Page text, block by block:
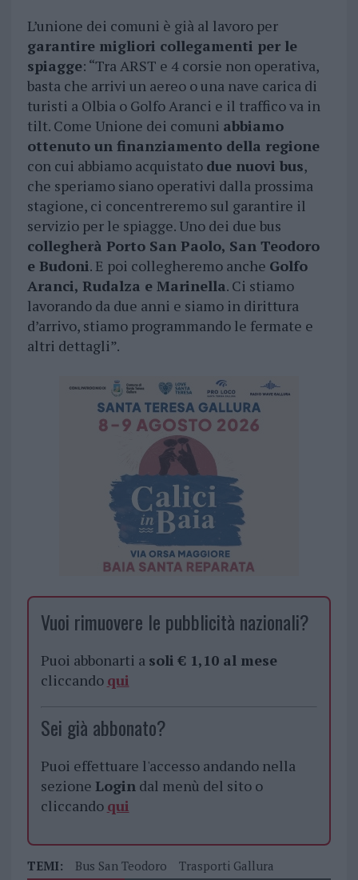
L’unione dei comuni è già al lavoro per
garantire migliori collegamenti per le
spiagge: “Tra ARST e 4 corsie non operativa,
basta che arrivi un aereo o una nave carica di
turisti a Olbia o Golfo Aranci e il traffico va in
tilt. Come Unione dei comuni abbiamo
ottenuto un finanziamento della regione
con cui abbiamo acquistato due nuovi bus,
che speriamo siano operativi dalla prossima
stagione, ci concentreremo sul garantire il
servizio per le spiagge. Uno dei due bus
collegherà Porto San Paolo, San Teodoro
e Budoni. E poi collegheremo anche Golfo
Aranci, Rudalza e Marinella. Ci stiamo
lavorando da due anni e siamo in dirittura
d’arrivo, stiamo programmando le fermate e
altri dettagli”.
Vuoi rimuovere le pubblicità nazionali?
Puoi abbonarti a soli € 1,10 al mese
cliccando qui
Sei già abbonato?
Puoi effettuare l'accesso andando nella
sezione Login dal menù del sito o
cliccando qui
TEMI: Bus San Teodoro Trasporti Gallura